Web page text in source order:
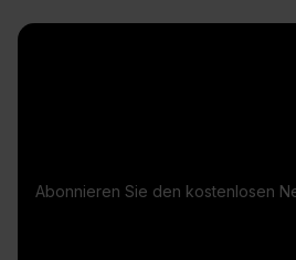
Abonnieren Sie den kostenlosen